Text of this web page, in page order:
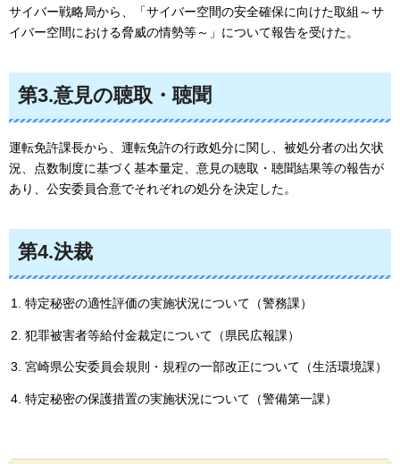
サイバー戦略局から、「サイバー空間の安全確保に向けた取組～サ
イバー空間における脅威の情勢等～」について報告を受けた。
第3.意見の聴取・聴聞
運転免許課長から、運転免許の行政処分に関し、被処分者の出欠状
況、点数制度に基づく基本量定、意見の聴取・聴聞結果等の報告が
あり、公安委員合意でそれぞれの処分を決定した。
第4.決裁
特定秘密の適性評価の実施状況について（警務課）
犯罪被害者等給付金裁定について（県民広報課）
宮崎県公安委員会規則・規程の一部改正について（生活環境課）
特定秘密の保護措置の実施状況について（警備第一課）